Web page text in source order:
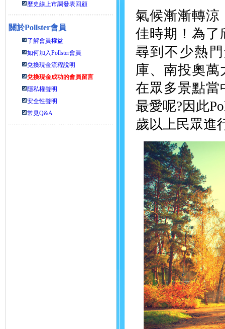
歷史線上市調發表回顧
關於Pollster會員
了解會員權益
如何加入Pollster會員
兌換現金流程說明
兌換現金成功的會員留言
隱私權聲明
安全性聲明
常見Q&A
氣候漸漸轉涼
佳時期！為了
尋到不少熱
庫、南投奧
在眾多景點當
最愛呢?因此
歲以上民眾進